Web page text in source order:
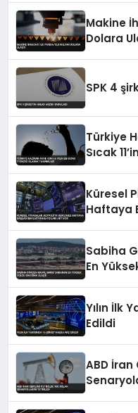
Makine
Dolara
SPK 4
Türkiye
Sıcak
Küresel
Haftaya
Sabiha
En
Yılın İlk
Edildi
ABD